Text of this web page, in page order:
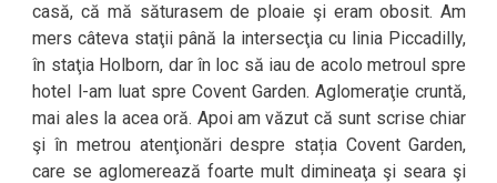
casă, că mă săturasem de ploaie şi eram obosit. Am
mers câteva staţii până la intersecţia cu linia Piccadilly,
în staţia Holborn, dar în loc să iau de acolo metroul spre
hotel l-am luat spre Covent Garden. Aglomeraţie cruntă,
mai ales la acea oră. Apoi am văzut că sunt scrise chiar
şi în metrou atenţionări despre stația Covent Garden,
care se aglomerează foarte mult dimineaţa şi seara şi